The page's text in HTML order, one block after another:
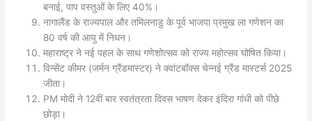
बनाई, पाप वस्तुओं के लिए 40%।
नागालैंड के राज्यपाल और तमिलनाडु के पूर्व भाजपा प्रमुख ला गणेशन का
80 वर्ष की आयु में निधन।
महाराष्ट्र ने नई पहल के साथ गणेशोत्सव को राज्य महोत्सव घोषित किया।
विन्सेंट कीमर (जर्मन ग्रैंडमास्टर) ने क्वांटबॉक्स चेन्नई ग्रैंड मास्टर्स 2025
जीता।
PM मोदी ने 12वीं बार स्वतंत्रता दिवस भाषण देकर इंदिरा गांधी को पीछे
छोड़ा।